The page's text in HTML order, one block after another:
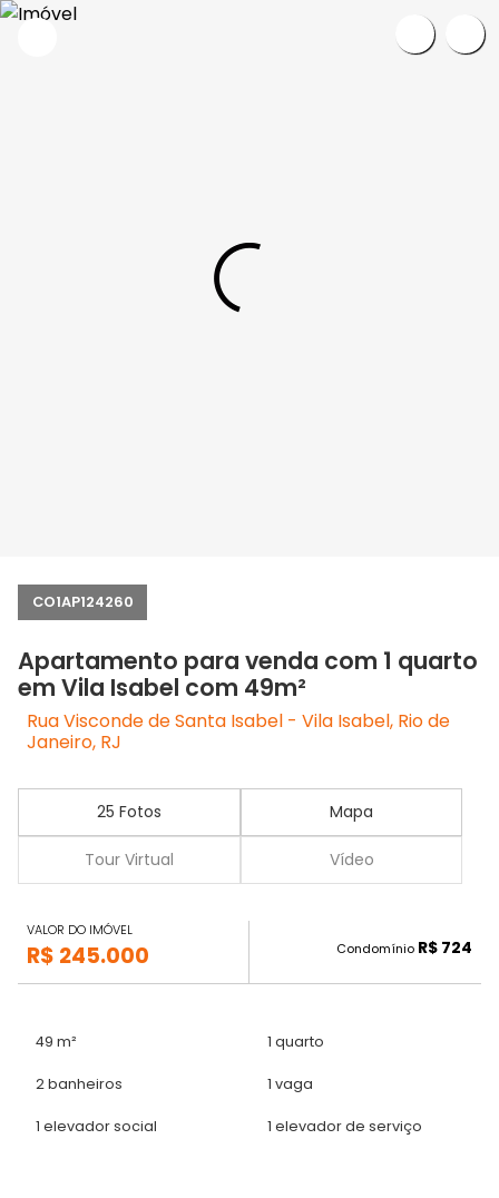
CO1AP124260
Apartamento para venda com 1 quarto
em Vila Isabel com 49m²
Rua Visconde de Santa Isabel - Vila Isabel, Rio de
Janeiro, RJ
25 Fotos Mapa
Tour Virtual Vídeo
VALOR DO IMÓVEL
R$ 245.000 Condomínio R$ 724
49 m² 1 quarto
2 banheiros 1 vaga
1 elevador social 1 elevador de serviço